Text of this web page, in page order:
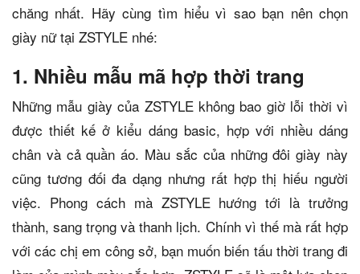
chăng nhất. Hãy cùng tìm hiểu vì sao bạn nên chọn
giày nữ tại ZSTYLE nhé:
1. Nhiều mẫu mã hợp thời trang
Những mẫu giày của ZSTYLE không bao giờ lỗi thời vì
được thiết kế ở kiểu dáng basic, hợp với nhiều dáng
chân và cả quần áo. Màu sắc của những đôi giày này
cũng tương đối đa dạng nhưng rất hợp thị hiếu người
việc. Phong cách mà ZSTYLE hướng tới là trưởng
thành, sang trọng và thanh lịch. Chính vì thế mà rất hợp
với các chị em công sở, bạn muốn biến tấu thời trang đi